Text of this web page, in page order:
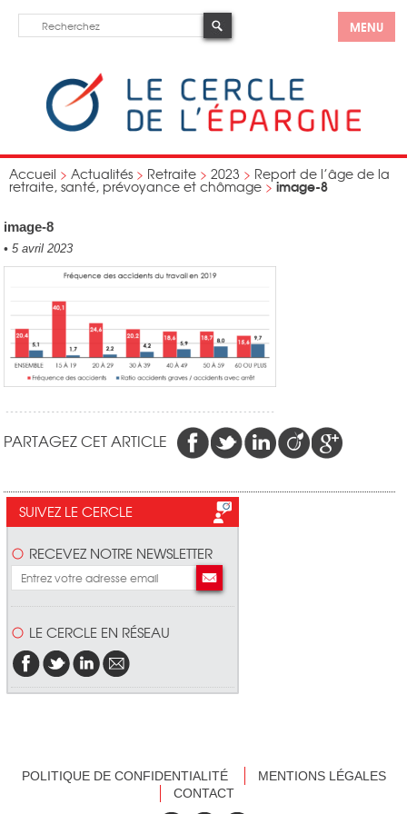
MENU
Accueil > Actualités > Retraite > 2023 > Report de l’âge de la
retraite, santé, prévoyance et chômage > image-8
image-8
• 5 avril 2023
PARTAGEZ CET ARTICLE
SUIVEZ LE CERCLE
RECEVEZ NOTRE NEWSLETTER
LE CERCLE EN RÉSEAU
POLITIQUE DE CONFIDENTIALITÉ
MENTIONS LÉGALES
CONTACT